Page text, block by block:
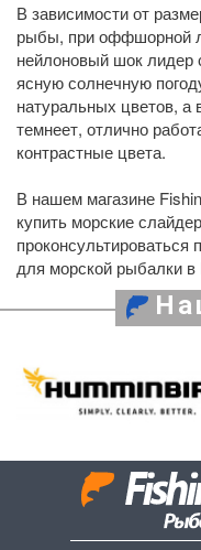
В зависимости от
рыбы, при оффшорной
нейлоновый шок лидер
ясную солнечную
натуральных цветов, а
темнеет, отлично
контрастные цвета.
В нашем магазине
купить морские
для морской рыбалки